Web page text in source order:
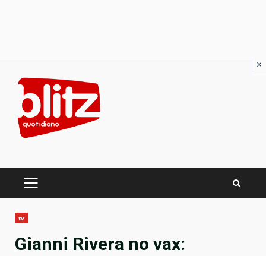
content
PRIMARY
tv
Gianni Rivera no vax:
×